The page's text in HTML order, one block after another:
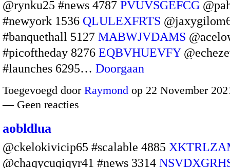
@rynku25 #news 4787 PVUVSGEFCG
#newyork 1536 QLULEXFRTS
#banquethall 5127 MABWJVDAMS
#picoftheday 8276 EQBVHUEVFY
#launches 6295… Doorgaan
Toegevoegd door Raymond op 22 November
— Geen reacties
aobldlua
@ckelokivicip65 #scalable 4885
@chaqycuqiqyr41 #news 3314